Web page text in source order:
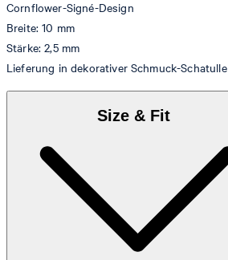
Cornflower-Signé-Design
Breite: 10 mm
Stärke: 2,5 mm
Lieferung in dekorativer Schmuck-Schatulle
Size & Fit